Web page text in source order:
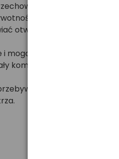
w suchym i
Ponadto warto
otwartą na noc - dzięki
wylać). Unikaj
komplet. Nie wolno również
w hałasie,